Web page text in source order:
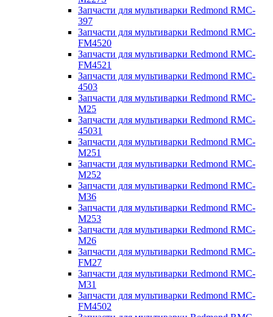
Запчасти для мультиварки Redmond RMC-
397
Запчасти для мультиварки Redmond RMC-
FM4520
Запчасти для мультиварки Redmond RMC-
FM4521
Запчасти для мультиварки Redmond RMC-
4503
Запчасти для мультиварки Redmond RMC-
M25
Запчасти для мультиварки Redmond RMC-
45031
Запчасти для мультиварки Redmond RMC-
M251
Запчасти для мультиварки Redmond RMC-
M252
Запчасти для мультиварки Redmond RMC-
M36
Запчасти для мультиварки Redmond RMC-
M253
Запчасти для мультиварки Redmond RMC-
M26
Запчасти для мультиварки Redmond RMC-
FM27
Запчасти для мультиварки Redmond RMC-
M31
Запчасти для мультиварки Redmond RMC-
FM4502